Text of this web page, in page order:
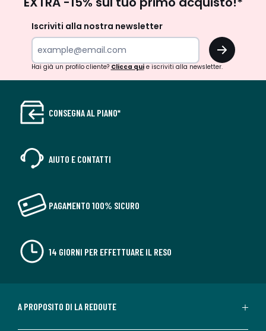
newsletter
Iscriviti alla nostra newsletter
OK
Hai già un profilo cliente? Clicca quie iscriviti alla newsletter.
CONSEGNA AL PIANO*
AIUTO E CONTATTI
PAGAMENTO 100% SICURO
14 GIORNI PER EFFETTUARE IL RESO
A PROPOSITO DI LA REDOUTE